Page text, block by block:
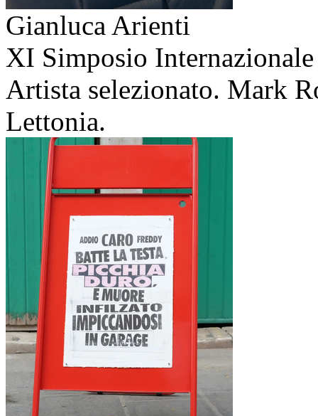
Gianluca Arienti
XI Simposio
Artista selezionato. Mark
Lettonia.